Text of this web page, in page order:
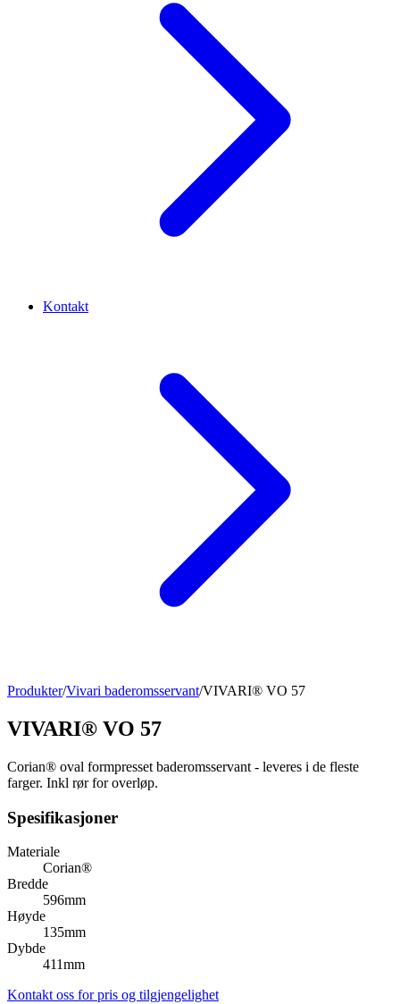
Kontakt
Produkter/Vivari baderomsservant/VIVARI® VO 57
VIVARI® VO 57
Corian® oval formpresset baderomsservant - leveres i de fleste
farger. Inkl rør for overløp.
Spesifikasjoner
Materiale
Corian®
Bredde
596mm
Høyde
135mm
Dybde
411mm
Kontakt oss for pris og tilgjengelighet